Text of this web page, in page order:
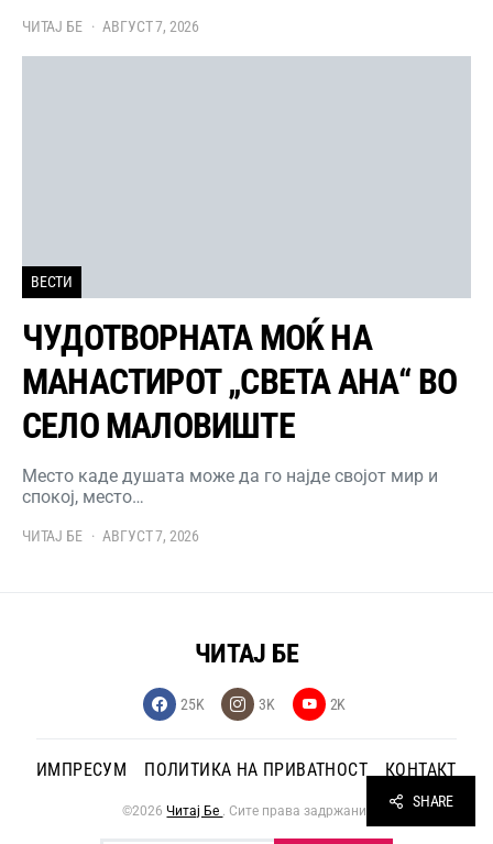
ЧИТАЈ БЕ АВГУСТ 7, 2026
ВЕСТИ
ЧУДОТВОРНАТА МОЌ НА
МАНАСТИРОТ „СВЕТА АНА“ ВО
СЕЛО МАЛОВИШТЕ
Место каде душата може да го најде својот мир и
спокој, место…
ЧИТАЈ БЕ АВГУСТ 7, 2026
ЧИТАЈ БЕ
25K 3K 2K
ИМПРЕСУМ ПОЛИТИКА НА ПРИВАТНОСТ КОНТАКТ
©2026Читај Бе . Сите права задржани.
SHARE